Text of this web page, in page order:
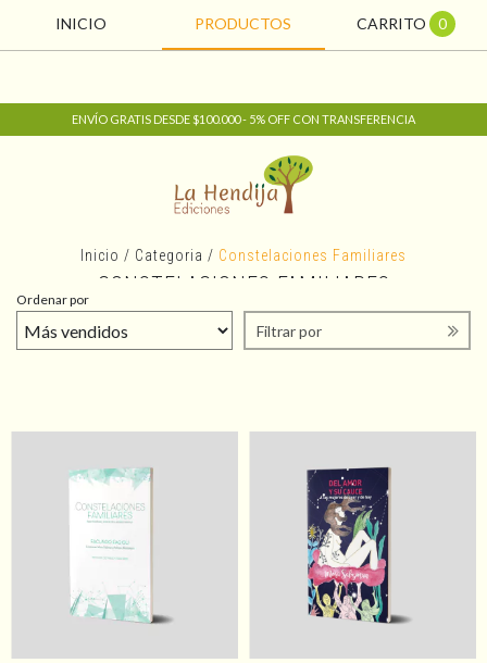
INICIO PRODUCTOS CARRITO 0
ENVÍO GRATIS DESDE $100.000 - 5% OFF CON TRANSFERENCIA
Inicio / Categoria / Constelaciones Familiares
CONSTELACIONES FAMILIARES
Ordenar por
Filtrar por